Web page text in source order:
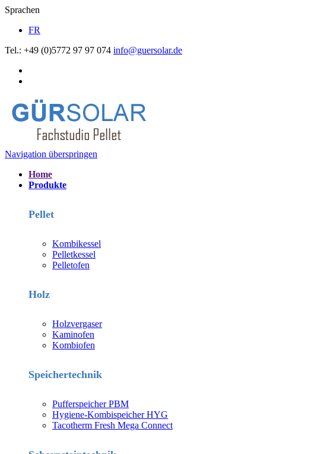
Sprachen
FR
Tel.: +49 (0)5772 97 97 074 info@guersolar.de
Navigation überspringen
Home
Produkte
Pellet
Kombikessel
Pelletkessel
Pelletofen
Holz
Holzvergaser
Kaminofen
Kombiofen
Speichertechnik
Pufferspeicher PBM
Hygiene-Kombispeicher HYG
Tacotherm Fresh Mega Connect